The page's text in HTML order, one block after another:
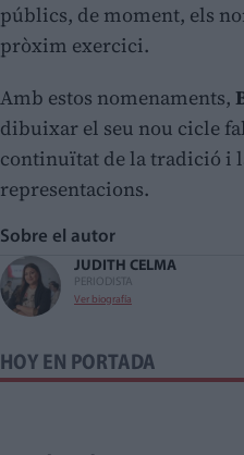
públics, de moment, els
pròxim exercici.
Amb estos nomenaments,
dibuixar el seu nou cicle
continuïtat de la tradició i
representacions.
Sobre el autor
JUDITH CELMA
PERIODISTA
Ver biografía
HOY EN PORTADA